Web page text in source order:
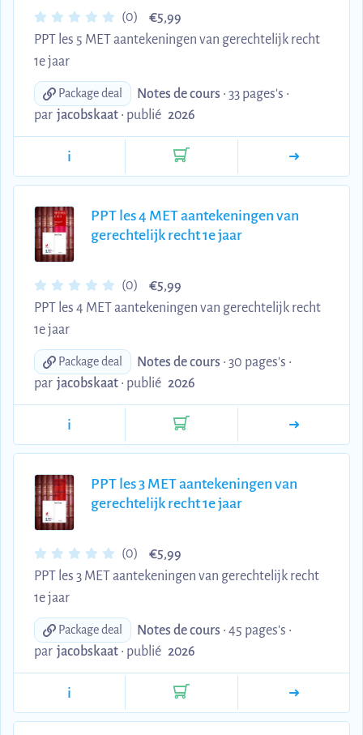
(0) €5,99
PPT les 5 MET aantekeningen van gerechtelijk recht
1e jaar
Package deal Notes de cours • 33 pages's •
par jacobskaat • publié 2026
i
PPT les 4 MET aantekeningen van
gerechtelijk recht 1e jaar
(0) €5,99
PPT les 4 MET aantekeningen van gerechtelijk recht
1e jaar
Package deal Notes de cours • 30 pages's •
par jacobskaat • publié 2026
i
PPT les 3 MET aantekeningen van
gerechtelijk recht 1e jaar
(0) €5,99
PPT les 3 MET aantekeningen van gerechtelijk recht
1e jaar
Package deal Notes de cours • 45 pages's •
par jacobskaat • publié 2026
i